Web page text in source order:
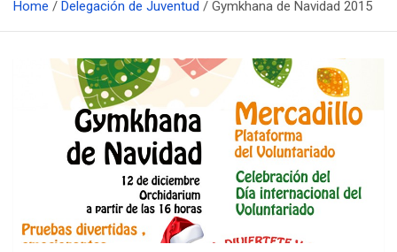
Home Delegación de Juventud Gymkhana de Navidad 2015